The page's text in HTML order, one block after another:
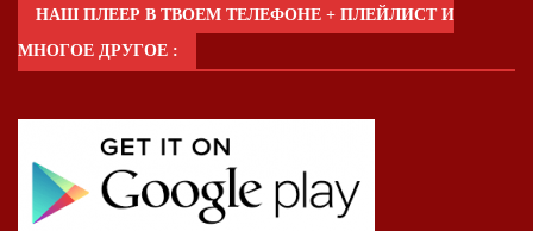
НАШ ПЛЕЕР В ТВОЕМ ТЕЛЕФОНЕ + ПЛЕЙЛИСТ И
МНОГОЕ ДРУГОЕ :